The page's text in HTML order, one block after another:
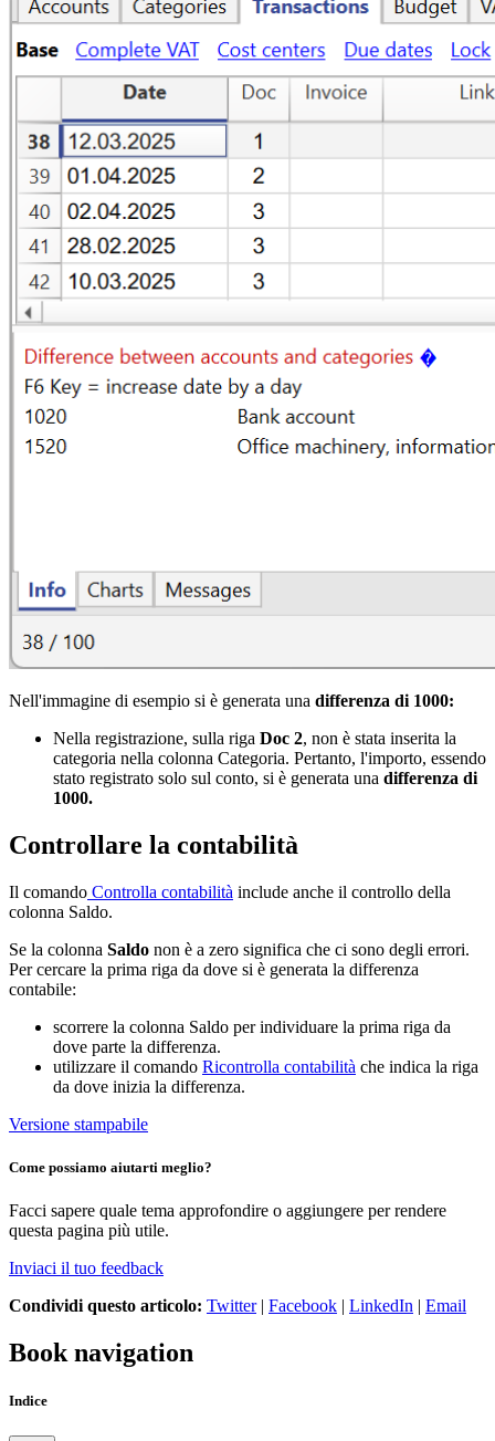
Nell'immagine di esempio si è generata una differenza di 1000:
Nella registrazione, sulla riga Doc 2, non è stata inserita la
categoria nella colonna Categoria. Pertanto, l'importo, essendo
stato registrato solo sul conto, si è generata una differenza di
1000.
Controllare la contabilità
Il comando Controlla contabilità include anche il controllo della
colonna Saldo.
Se la colonna Saldo non è a zero significa che ci sono degli errori.
Per cercare la prima riga da dove si è generata la differenza
contabile:
scorrere la colonna Saldo per individuare la prima riga da
dove parte la differenza.
utilizzare il comando Ricontrolla contabilità che indica la riga
da dove inizia la differenza.
Versione stampabile
Come possiamo aiutarti meglio?
Facci sapere quale tema approfondire o aggiungere per rendere
questa pagina più utile.
Inviaci il tuo feedback
Condividi questo articolo: Twitter| Facebook | LinkedIn | Email
Book navigation
Indice